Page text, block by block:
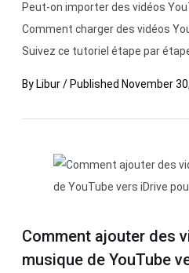
Peut-on importer des vidéos
Comment charger des vidéos
Suivez ce tutoriel étape par
By Libur/ Published November
Comment ajouter des
musique de YouTube